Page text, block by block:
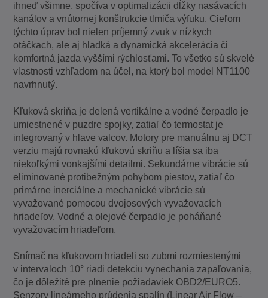
ihneď všimne, spočíva v optimalizácii dĺžky nasávacích
kanálov a vnútornej konštrukcie tlmiča výfuku. Cieľom
týchto úprav bol nielen príjemný zvuk v nízkych
otáčkach, ale aj hladká a dynamická akcelerácia či
komfortná jazda vyššími rýchlosťami. To všetko sú skvelé
vlastnosti vzhľadom na účel, na ktorý bol model NT1100
navrhnutý.
Kľuková skriňa je delená vertikálne a vodné čerpadlo je
umiestnené v puzdre spojky, zatiaľ čo termostat je
integrovaný v hlave valcov. Motory pre manuálnu aj DCT
verziu majú rovnakú kľukovú skriňu a líšia sa iba
niekoľkými vonkajšími detailmi. Sekundárne vibrácie sú
eliminované protibežným pohybom piestov, zatiaľ čo
primárne inerciálne a mechanické vibrácie sú
vyvažované pomocou dvojosových vyvažovacích
hriadeľov. Vodné a olejové čerpadlo je poháňané
vyvažovacím hriadeľom.
Snímač na kľukovom hriadeli so zubmi rozmiestenými
v intervaloch 10° riadi detekciu vynechania zapaľovania,
čo je dôležité pre plnenie požiadaviek OBD2/EURO5.
Senzory lineárneho prúdenia spalín (Linear Air Flow –